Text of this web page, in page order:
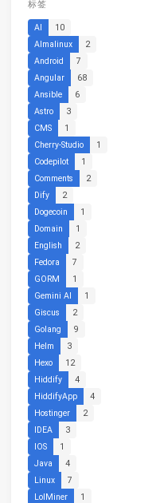
标签
AI
10
Almalinux
2
Android
7
Angular
68
Ansible
6
Astro
3
CMS
1
Cherry-Studio
1
Codepilot
1
Comments
2
Dify
2
Dogecoin
1
Domain
1
English
2
Fedora
7
GORM
1
Gemini AI
1
Giscus
2
Golang
9
Helm
3
Hexo
12
Hiddify
4
HiddifyApp
4
Hostinger
2
IDEA
3
IOS
1
Java
4
Linux
7
LolMiner
1